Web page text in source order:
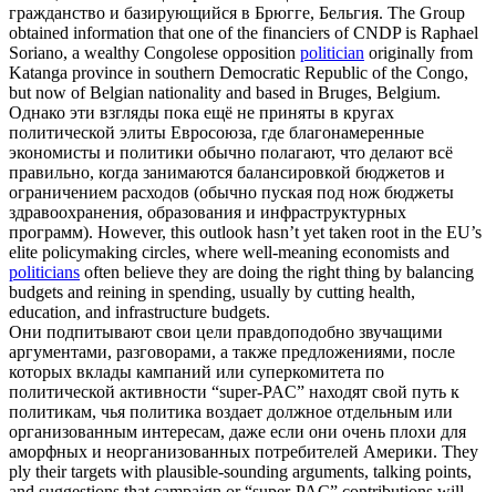
гражданство и базирующийся в Брюгге, Бельгия. The Group
obtained information that one of the financiers of CNDP is Raphael
Soriano, a wealthy Congolese opposition politician originally from
Katanga province in southern Democratic Republic of the Congo,
but now of Belgian nationality and based in Bruges, Belgium.
Однако эти взгляды пока ещё не приняты в кругах
политической элиты Евросоюза, где благонамеренные
экономисты и политики обычно полагают, что делают всё
правильно, когда занимаются балансировкой бюджетов и
ограничением расходов (обычно пуская под нож бюджеты
здравоохранения, образования и инфраструктурных
программ). However, this outlook hasn’t yet taken root in the EU’s
elite policymaking circles, where well-meaning economists and
politicians often believe they are doing the right thing by balancing
budgets and reining in spending, usually by cutting health,
education, and infrastructure budgets.
Они подпитывают свои цели правдоподобно звучащими
аргументами, разговорами, а также предложениями, после
которых вклады кампаний или суперкомитета по
политической активности “super-PAC” находят свой путь к
политикам, чья политика воздает должное отдельным или
организованным интересам, даже если они очень плохи для
аморфных и неорганизованных потребителей Америки. They
ply their targets with plausible-sounding arguments, talking points,